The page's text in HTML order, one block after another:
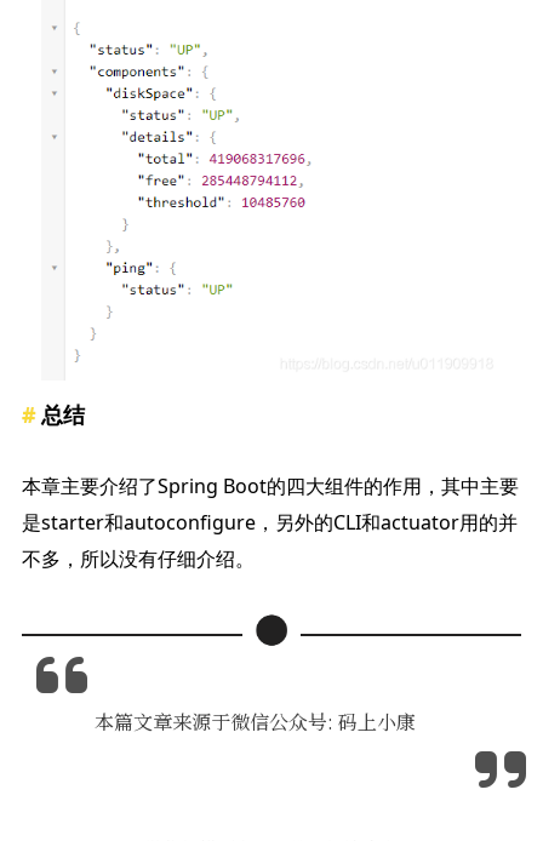
总结
本章主要介绍了Spring Boot的四大组件的作用，其中主要
是starter和autoconfigure，另外的CLI和actuator用的并
不多，所以没有仔细介绍。
本篇文章来源于微信公众号: 码上小康